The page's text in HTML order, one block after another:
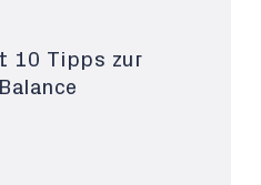
10 Tipps zur